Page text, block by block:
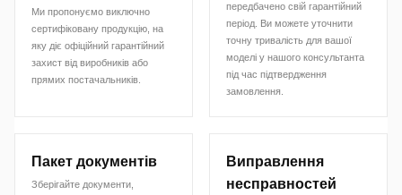
Ми пропонуємо виключно
сертифіковану продукцію, на
яку діє офіційний гарантійний
захист від виробників або
прямих постачальників.
передбачено свій гарантійний
період. Ви можете уточнити
точну тривалість для вашої
моделі у нашого консультанта
під час підтвердження
замовлення.
Пакет документів
Зберігайте документи,
Виправлення
несправностей